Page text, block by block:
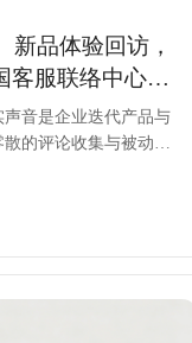
新品体验回访，
客服联络中心外
据
音是企业迭代产品与
的评论收集与被动的
体验回访纳入标准化
精准决策。